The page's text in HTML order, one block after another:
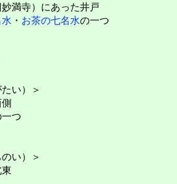
満寺）にあった井戸
・ お茶の七名水の一つ
たい）＞
つ
い）＞